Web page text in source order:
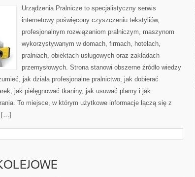
Urządzenia Pralnicze to specjalistyczny serwis
internetowy poświęcony czyszczeniu tekstyliów,
profesjonalnym rozwiązaniom pralniczym, maszynom
wykorzystywanym w domach, firmach, hotelach,
pralniach, obiektach usługowych oraz zakładach
przemysłowych. Strona stanowi obszerne źródło wiedzy
jak działa profesjonalne pralnictwo, jak dobierać
jak pielęgnować tkaniny, jak usuwać plamy i jak
To miejsce, w którym użytkowe informacje łączą się z
[…]